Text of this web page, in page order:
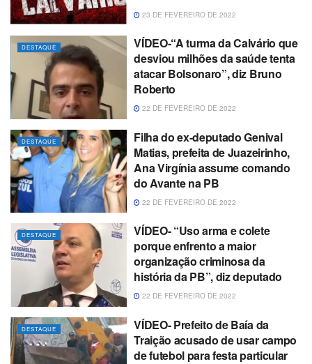
23 DE FEVEREIRO DE 2022
DESTAQUE
VÍDEO-“A turma da Calvário que
desviou milhões da saúde tenta
atacar Bolsonaro”, diz Bruno
Roberto
22 DE FEVEREIRO DE 2022
DESTAQUE
Filha do ex-deputado Genival
Matias, prefeita de Juazeirinho,
Ana Virgínia assume comando
do Avante na PB
22 DE FEVEREIRO DE 2022
DESTAQUE
VÍDEO- “Uso arma e colete
porque enfrento a maior
organização criminosa da
história da PB”, diz deputado
22 DE FEVEREIRO DE 2022
DESTAQUE
VÍDEO- Prefeito de Baía da
Traição acusado de usar campo
de futebol para festa particular